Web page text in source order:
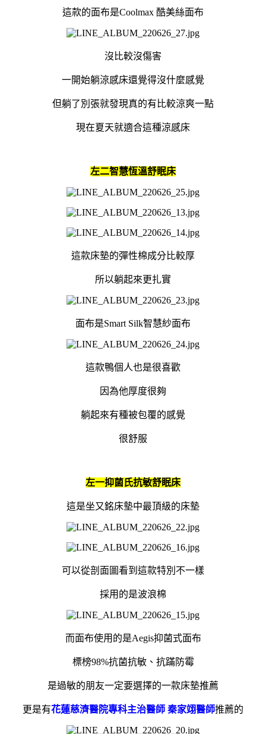
這款的面布是Coolmax 酷美絲面布
沒比較沒傷害
一開始躺涼感床還覺得沒什麼感覺
但躺了別張就發現真的有比較涼爽一點
現在夏天就適合這種涼感床
左二智慧恆溫舒眠床
這款床墊的彈性棉成分比較厚
所以躺起來更扎實
面布是Smart Silk智慧紗面布
這款鴨個人也是很喜歡
因為他厚度很夠
躺起來有種被包覆的感覺
很舒服
左一抑菌氏抗敏舒眠床
這是坐又銘床墊中最頂級的床墊
可以從剖面圖看到這款特別不一樣
採用的是波浪棉
而面布使用的是Aegis抑菌式面布
標榜98%抗菌抗敏、抗蹣防霉
是過敏的朋友一定要選擇的一款床墊推薦
更是有花蓮慈濟醫院專科主治醫師 秦家翊醫師推薦的